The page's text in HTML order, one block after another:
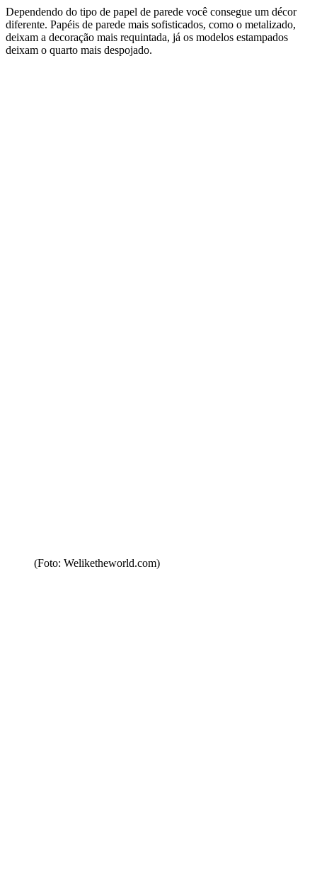
Dependendo do tipo de papel de parede você consegue um décor
diferente. Papéis de parede mais sofisticados, como o metalizado,
deixam a decoração mais requintada, já os modelos estampados
deixam o quarto mais despojado.
(Foto: Weliketheworld.com)